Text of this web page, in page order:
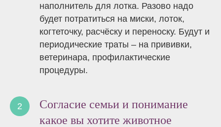
наполнитель для лотка. Разово надо
будет потратиться на миски, лоток,
когтеточку, расчёску и переноску. Будут и
периодические траты – на прививки,
ветеринара, профилактические
процедуры.
Согласие семьи и понимание
какое вы хотите животное